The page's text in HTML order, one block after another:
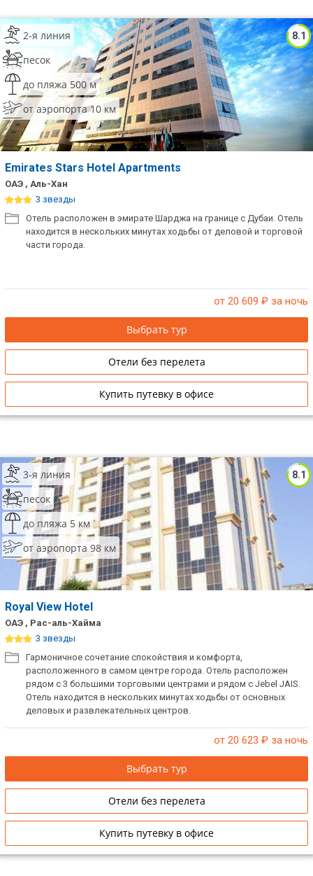
8.1
2-я линия
песок
до пляжа 500 м
от аэропорта 10 км
Emirates Stars Hotel Apartments
ОАЭ , Аль-Хан
3 звезды
Отель расположен в эмирате Шарджа на границе с Дубаи. Отель
находится в нескольких минутах ходьбы от деловой и торговой
части города.
от 20 609 ₽ за ночь
Выбрать тур
Отели без перелета
Купить путевку в офисе
8.1
3-я линия
песок
до пляжа 5 км
от аэропорта 98 км
Royal View Hotel
ОАЭ , Рас-аль-Хайма
3 звезды
Гармоничное сочетание спокойствия и комфорта,
расположенного в самом центре города. Отель расположен
рядом с 3 большими торговыми центрами и рядом с Jebel JAIS.
Отель находится в нескольких минутах ходьбы от основных
деловых и развлекательных центров.
от 20 623 ₽ за ночь
Выбрать тур
Отели без перелета
Купить путевку в офисе